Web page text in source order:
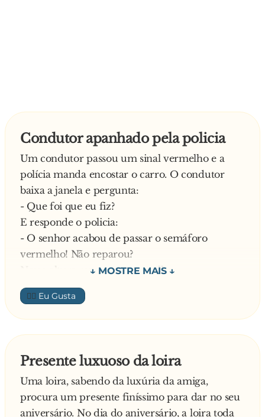
Condutor apanhado pela policia
Um condutor passou um sinal vermelho e a
polícia manda encostar o carro. O condutor
baixa a janela e pergunta:
- Que foi que eu fiz?
E responde o policia:
- O senhor acabou de passar o semáforo
vermelho! Não reparou?
Nessa altura ouve-se uma mulher:
- Estou sempre a dizer-lhe que não passe com o
sinal vermelho, mas ele não me liga nenhuma!
- Cala-te, estúpida! – Grita-lhe o marido.
O polícia finge que não ouve e diz:
conduzir a 110 à hora, quando não devia andar
a mais de 90!
Diz a mulher:
- Nunca entro no carro que não lhe diga que vá
👍🏼
Presente luxuoso da loira
Uma loira, sabendo da luxúria da amiga,
procura um presente finíssimo para dar no seu
aniversário. No dia do aniversário, a loira toda